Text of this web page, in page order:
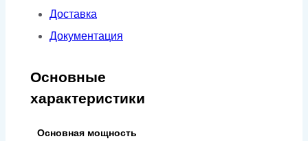
Доставка
Документация
Основные
характеристики
Основная мощность